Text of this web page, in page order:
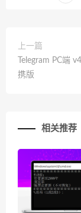
上一篇
Telegram PC端
携版
相关推荐